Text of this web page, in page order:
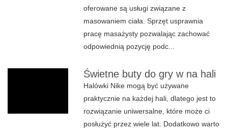
oferowane są usługi związane z
masowaniem ciała. Sprzęt usprawnia
pracę masażysty pozwalając zachować
odpowiednią pozycję podc...
Świetne buty do gry w na hali
Halówki Nike mogą być używane
praktycznie na każdej hali, dlatego jest to
rozwiązanie uniwersalne, które może ci
posłużyć przez wiele lat. Dodatkowo warto